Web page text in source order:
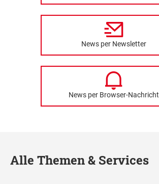
News per Newsletter
News per Browser-Nachricht
Alle Themen & Services